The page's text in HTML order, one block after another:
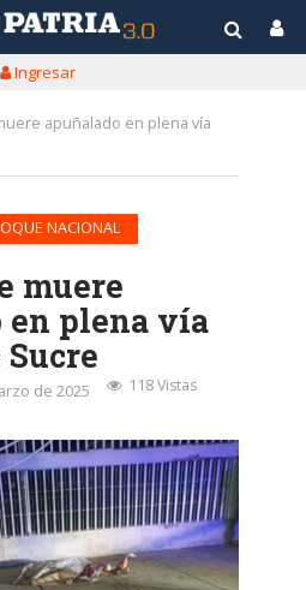
Ingresar
apuñalado en plena vía
NACIONAL
muere
en plena vía
de 2025 118 Vistas